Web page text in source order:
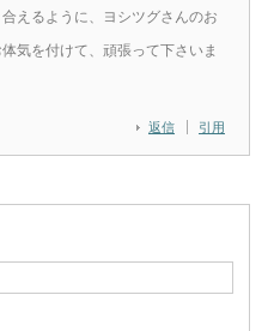
返信 引用
えるように、ヨシツグさんのお
気を付けて、頑張って下さいま